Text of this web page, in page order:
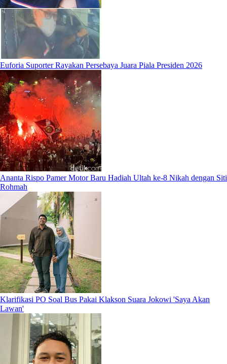
Euforia Suporter Rayakan Persebaya Juara Piala Presiden 2026
Ananta Rispo Pamer Motor Baru Hadiah Ultah ke-8 Nikah dengan Siti
Rohmah
Klarifikasi PO Soal Bus Pakai Klakson Suara Jokowi 'Saya Akan
Lawan'